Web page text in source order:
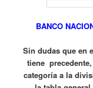
BANCO
Sin dudas que en
tiene
categoría a la